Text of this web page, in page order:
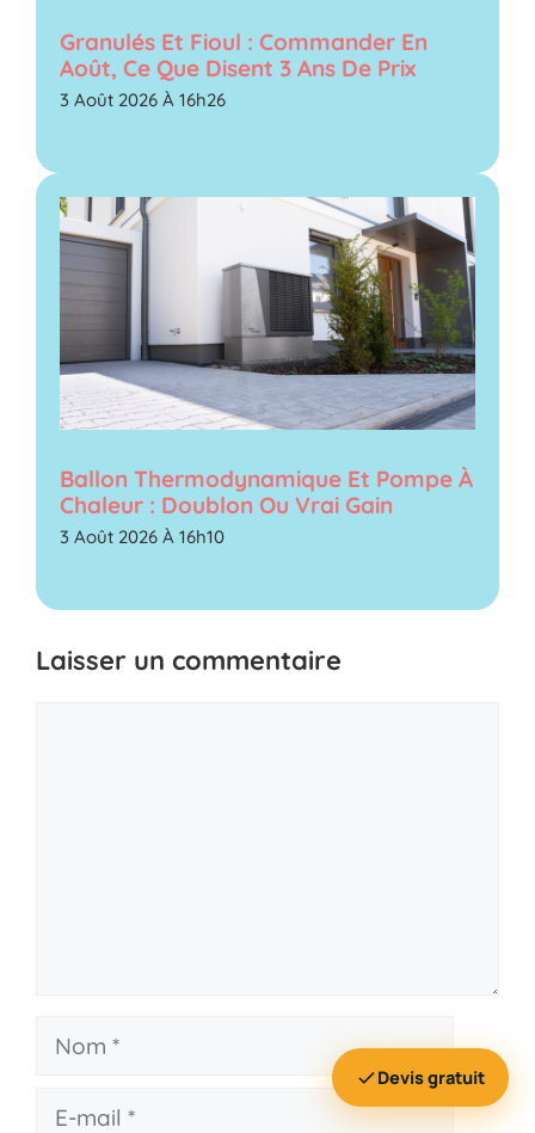
Granulés Et Fioul : Commander En
Août, Ce Que Disent 3 Ans De Prix
3 Août 2026 À 16h26
Ballon Thermodynamique Et Pompe À
Chaleur : Doublon Ou Vrai Gain
3 Août 2026 À 16h10
Laisser un commentaire
Nom
Devis gratuit